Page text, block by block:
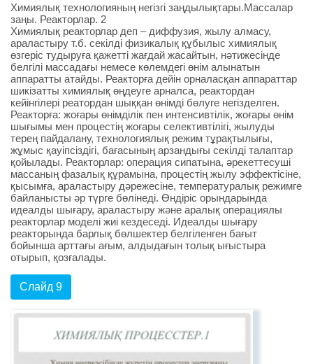
Химиялық технологияның негізгі заңдылықтары.Массалар
заңы. Реакторлар. 2
Химиялық реакторлар деп – диффузия, жылу алмасу,
араластыру т.б. секілді физикалық құбылыс химиялық
өзгеріс тудыруға қажетті жағдай жасайтын, нәтижесінде
белгілі массадағы немесе көлемдегі өнім алынатын
аппаратты атайды. Реакторға дейін орналасқан аппараттар
шикізатты химиялық өңдеуге арналса, реактордан
кейінгілері реатордан шыққан өнімді бөлуге негізделген.
Реакторға: жоғары өнімділік пен интенсивтілік, жоғары өнім
шығымы мен процестің жоғары селективтілігі, жылуды
терең пайдалану, технологиялық режим тұрақтылығы,
жұмыс қауіпсіздігі, бағасының арзандығы секілді талаптар
қойылады. Реакторлар: операция сипатына, әрекеттесуші
массаның фазалық құрамына, процестің жылу эффектісіне,
қысымға, араластыру дәрежесіне, температуралық режимге
байланысты әр түрге бөлінеді. Өндіріс орындарында
идеалды шығару, араластыру және аралық операциялы
реакторлар моделі жиі кездеседі. Идеалды шығару
реакторында барлық бөлшектер белгіленген бағыт
бойынша арттағы ағым, алдыдағын толық ығыстыра
отырып, қозғалады.
Слайд 9